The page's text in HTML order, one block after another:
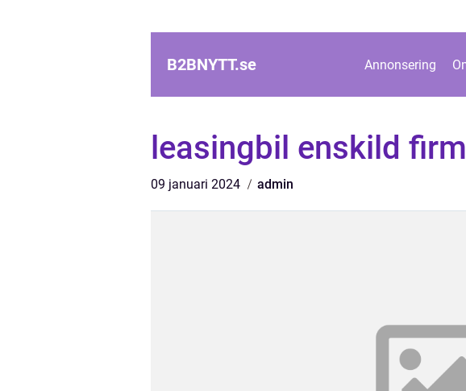
B2BNYTT.se Annonsering
leasingbil enskild
09 januari 2024 admin